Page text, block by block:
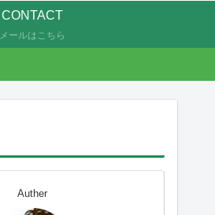
CONTACT
メールはこちら
Auther